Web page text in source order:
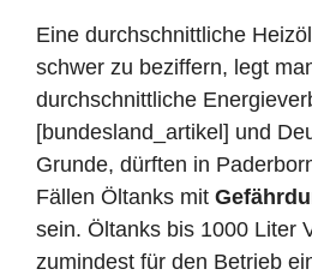
Eine durchschnittliche
schwer zu beziffern, legt
durchschnittliche
[bundesland_artikel] und
Grunde, dürften in
Fällen Öltanks mit
sein. Öltanks bis 1000 Liter
zumindest für den Betrieb